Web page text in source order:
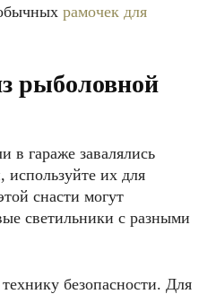
рамочек для
рыболовной
в гараже завалялись
используйте их для
снасти могут
светильники с разными
безопасности. Для